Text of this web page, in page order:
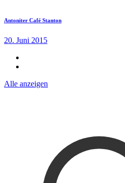
Antoniter Café Stanton
20. Juni 2015
Alle anzeigen